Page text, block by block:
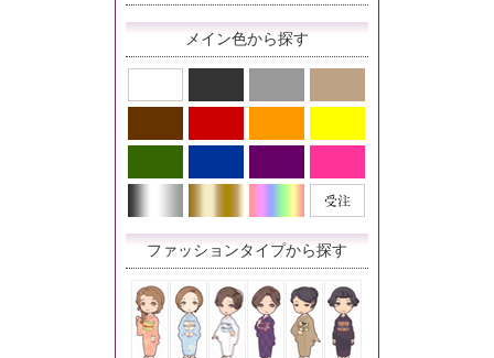
メイン色から探す
ファッションタイプから探す